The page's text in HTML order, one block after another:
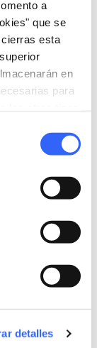
a
que se
esta
en
para
detalles
Vinci,